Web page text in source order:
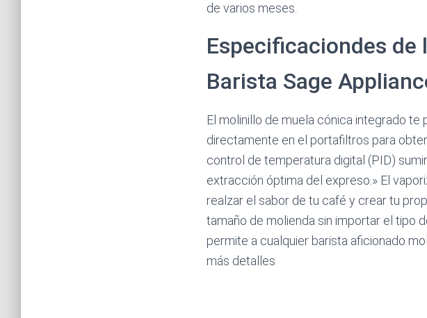
de varios meses.
Especificaciondes
Barista Sage
El molinillo de muela cónica integrado
directamente en el portafiltros para
control de temperatura digital (PID)
extracción óptima del expreso.» El
realzar el sabor de tu café y crear tu
tamaño de molienda sin importar el tipo
permite a cualquier barista aficionado
más detalles